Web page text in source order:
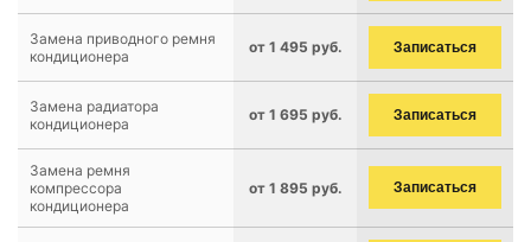
Замена приводного ремня
кондиционера
от 1 495 руб. Записаться
Замена радиатора
кондиционера
от 1 695 руб. Записаться
Замена ремня
компрессора
кондиционера
от 1 895 руб. Записаться